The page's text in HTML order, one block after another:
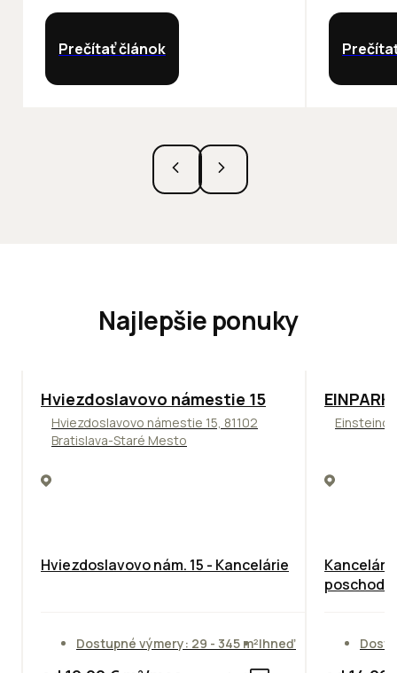
Prečítať článok
Najlepšie ponuky
ODPORÚČAME
Hviezdoslavovo námestie 15
Hviezdoslavovo námestie 15, 81102
Bratislava-Staré Mesto
Hviezdoslavovo nám. 15 - Kancelárie
Dostupné výmery: 29 - 345 m²Ihneď
TOP
poschodie